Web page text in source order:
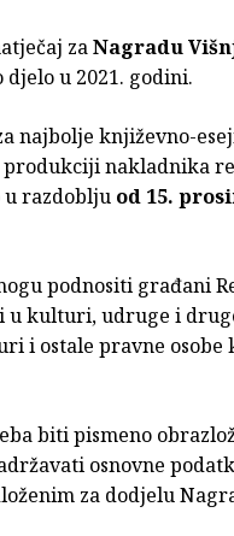
zaNagradu
u 2021. godini.
najbolje književno-
produkciji nakladnika
razdoblju od 15.
podnositi građani
kulturi, udruge i
i ostale pravne osobe
biti pismeno
osnovne
za dodjelu